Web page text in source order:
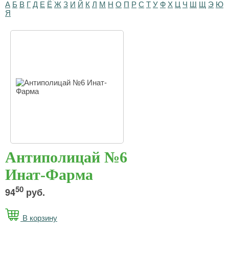
А Б В Г Д Е Ё Ж З И Й К Л М Н О П Р С Т У Ф Х Ц Ч Ш Щ Э Ю
Я
Антиполицай №6
Инат-Фарма
9450 руб.
В корзину